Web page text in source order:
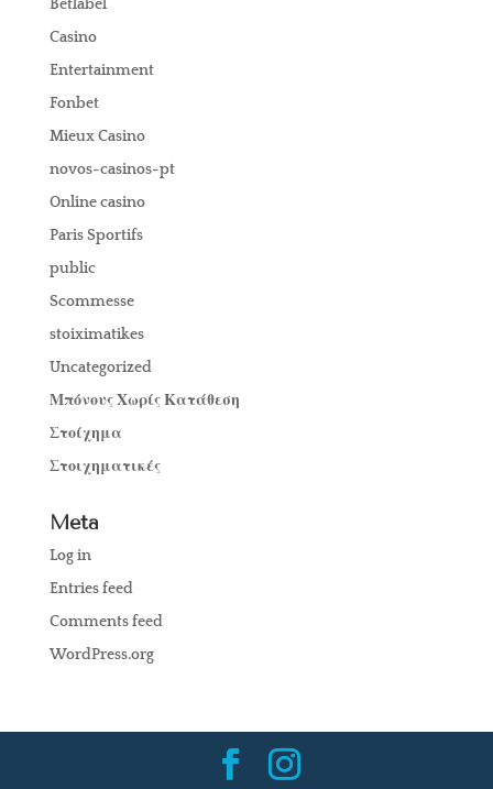
Betlabel
Casino
Entertainment
Fonbet
Mieux Casino
novos-casinos-pt
Online casino
Paris Sportifs
public
Scommesse
stoiximatikes
Uncategorized
Μπόνους Χωρίς Κατάθεση
Στοίχημα
Στοιχηματικές
Meta
Log in
Entries feed
Comments feed
WordPress.org